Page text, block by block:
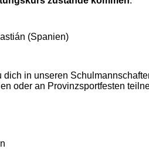
(Spanien)
in unseren
oder an Provinzsportfesten